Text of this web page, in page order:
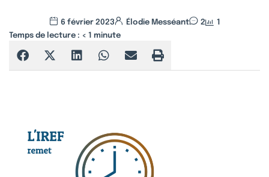
6 février 2023 Élodie Messéant 2
1
Temps de lecture : < 1 minute